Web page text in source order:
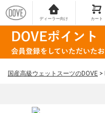
ディーラー向け カート
国産高級ウェットスーツのDOVE >